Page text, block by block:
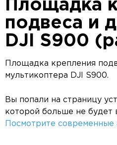
Площадка
подвеса и
DJI S900
Площадка крепления
мультикоптера DJI S900.
Вы попали на страницу
которой больше не будет
Посмотрите современные